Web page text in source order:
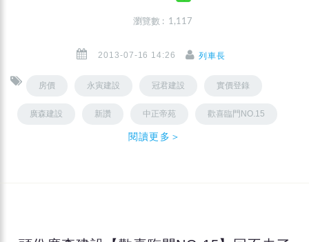
瀏覽數 : 1,117
2013-07-16 14:26 列車長
房價 永寅建設 冠君建設 實價登錄
廣森建設 新讚 中正帝苑 歡喜臨門NO.15
閱讀更多＞